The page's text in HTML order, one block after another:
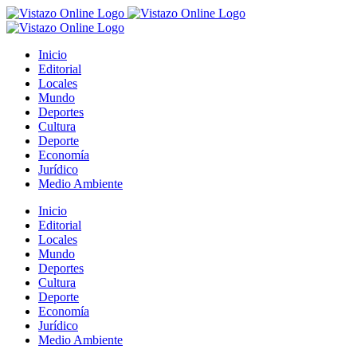
Saltar
al
Inicio
Editorial
Locales
Mundo
Deportes
Cultura
Deporte
Economía
Jurídico
Medio Ambiente
Inicio
Editorial
Locales
Mundo
Deportes
Cultura
Deporte
Economía
Jurídico
Medio Ambiente